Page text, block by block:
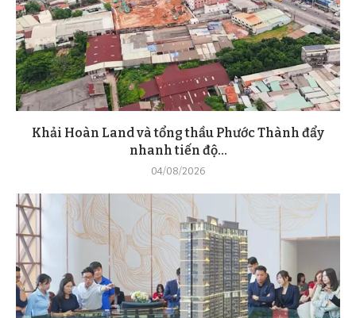
Khải Hoàn Land và tổng thầu Phước Thành đẩy
nhanh tiến độ...
04/08/2026